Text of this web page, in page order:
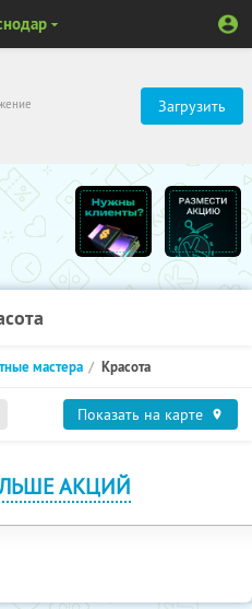
Загрузить
мастера Красота
Показать на карте
АКЦИЙ